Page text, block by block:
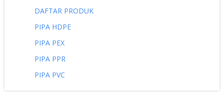
DAFTAR PRODUK
PIPA HDPE
PIPA PEX
PIPA PPR
PIPA PVC